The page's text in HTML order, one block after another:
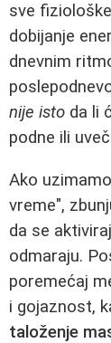
sve
dobijanje
dnevnim
nije isto da li
podne ili
Ako
vreme",
da se
odmaraju.
poremećaj
i gojaznost,
taloženje